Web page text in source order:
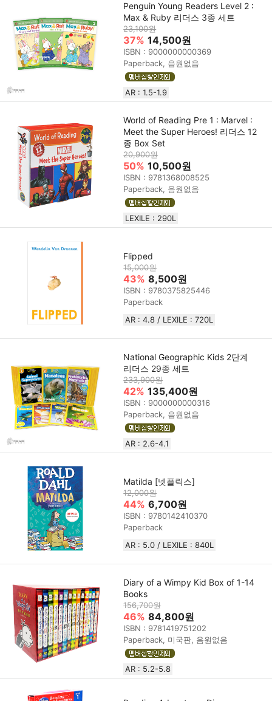
Penguin Young Readers Level 2 :
Max & Ruby 리더스 3종 세트
23,100원
37% 14,500원
ISBN : 9000000000369
Paperback, 음원없음
AR : 1.5-1.9
World of Reading Pre 1 : Marvel :
Meet the Super Heroes! 리더스 12
종 Box Set
20,900원
50% 10,500원
ISBN : 9781368008525
Paperback, 음원없음
LEXILE : 290L
Flipped
15,000원
43% 8,500원
ISBN : 9780375825446
Paperback
AR : 4.8 / LEXILE : 720L
National Geographic Kids 2단계
리더스 29종 세트
233,900원
42% 135,400원
ISBN : 9000000000316
Paperback, 음원없음
AR : 2.6-4.1
Matilda [넷플릭스]
12,000원
44% 6,700원
ISBN : 9780142410370
Paperback
AR : 5.0 / LEXILE : 840L
Diary of a Wimpy Kid Box of 1-14
Books
156,700원
46% 84,800원
ISBN : 9781419751202
Paperback, 미국판, 음원없음
AR : 5.2-5.8